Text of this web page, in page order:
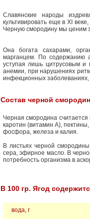
Славянские народы
культивировать еще в XI
Черную смородину мы ценим
Она богата сахарами,
марганцем. По содержанию
уступая лишь цитрусовым и
анемии, при нарушениях
инфекционных заболеваниях,
Состав черной
Черная смородина
каротин (витамин А),
фосфора, железа и калия.
В листьях черной
сера, эфирное масло. В
потребность организма в
В 100 гр. Ягод
вода, г